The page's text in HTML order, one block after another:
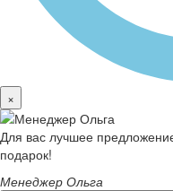
×
Для вас лучшее
подарок!
Менеджер Ольга